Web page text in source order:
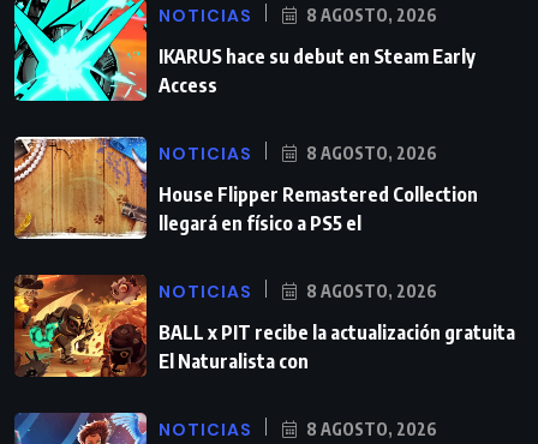
NOTICIAS 8 AGOSTO, 2026
IKARUS hace su debut en Steam Early
Access
NOTICIAS 8 AGOSTO, 2026
House Flipper Remastered Collection
llegará en físico a PS5 el
NOTICIAS 8 AGOSTO, 2026
BALL x PIT recibe la actualización gratuita
El Naturalista con
NOTICIAS 8 AGOSTO, 2026